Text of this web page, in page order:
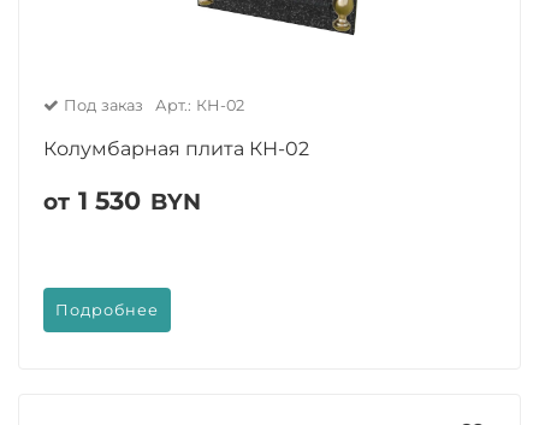
Под заказ Арт.: КН-02
Колумбарная плита КН-02
от 1 530 BYN
Подробнее